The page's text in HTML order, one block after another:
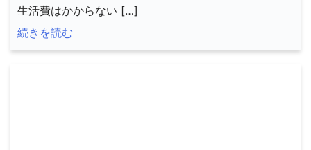
生活費はかからない […]
続きを読む